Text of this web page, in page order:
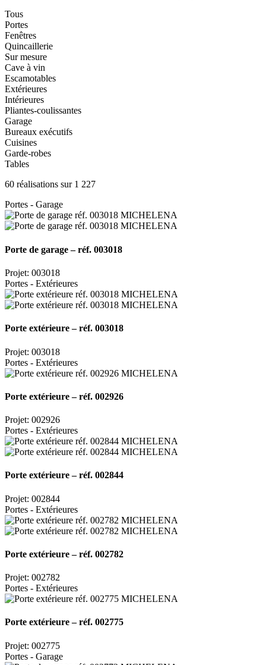
Tous
Portes
Fenêtres
Quincaillerie
Sur mesure
Cave à vin
Escamotables
Extérieures
Intérieures
Pliantes-coulissantes
Garage
Bureaux exécutifs
Cuisines
Garde-robes
Tables
60 réalisations sur 1 227
Portes - Garage
Porte de garage – réf. 003018
Projet: 003018
Portes - Extérieures
Porte extérieure – réf. 003018
Projet: 003018
Portes - Extérieures
Porte extérieure – réf. 002926
Projet: 002926
Portes - Extérieures
Porte extérieure – réf. 002844
Projet: 002844
Portes - Extérieures
Porte extérieure – réf. 002782
Projet: 002782
Portes - Extérieures
Porte extérieure – réf. 002775
Projet: 002775
Portes - Garage